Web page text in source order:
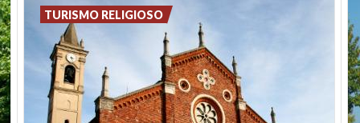
caratteristiche viuzze ombrose e scalinate ripide,
sottopassi rischiarati da lanterne e numerose ville in
stile Liberty.
Tre i musei che accolgono il visitatore racontandogli
la storia di arte e fede di questa "perla": ilMuseo
TURISMO RELIGIOSO